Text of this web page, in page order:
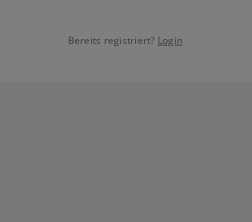
Bereits registriert? Login